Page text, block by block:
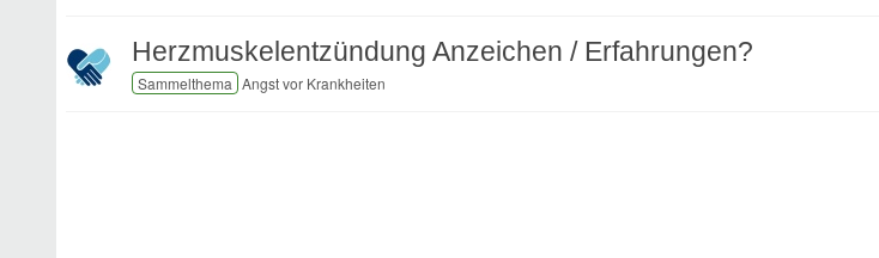
Herzmuskelentzündung Anzeichen / Erfahrungen?
Angst vor Krankheiten